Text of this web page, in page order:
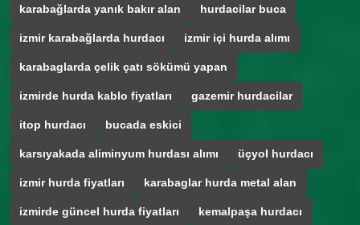
karabağlarda yanık bakır alan hurdacilar buca
izmir karabağlarda hurdacı izmir içi hurda alımı
karabaglarda çelik çatı sökümü yapan
izmirde hurda kablo fiyatları gazemir hurdacilar
itop hurdacı bucada eskici
karsıyakada aliminyum hurdası alımı üçyol hurdacı
izmir hurda fiyatları karabaglar hurda metal alan
izmirde güncel hurda fiyatları kemalpaşa hurdacı